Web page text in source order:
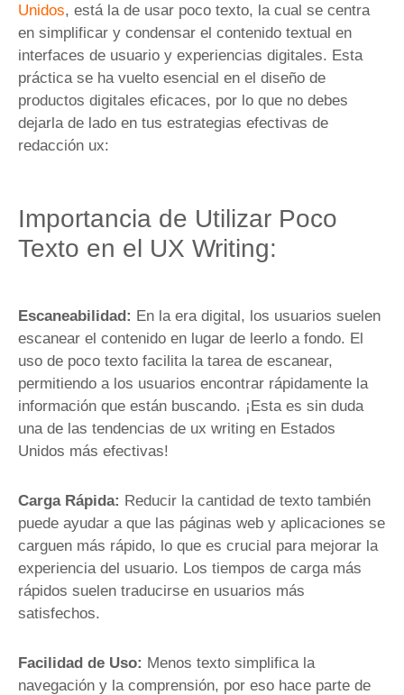
Unidos, está la de usar poco texto, la cual se centra
en simplificar y condensar el contenido textual en
interfaces de usuario y experiencias digitales. Esta
práctica se ha vuelto esencial en el diseño de
productos digitales eficaces, por lo que no debes
dejarla de lado en tus estrategias efectivas de
redacción ux:
Importancia de Utilizar Poco
Texto en el UX Writing:
Escaneabilidad: En la era digital, los usuarios suelen
escanear el contenido en lugar de leerlo a fondo. El
uso de poco texto facilita la tarea de escanear,
permitiendo a los usuarios encontrar rápidamente la
información que están buscando. ¡Esta es sin duda
una de las tendencias de ux writing en Estados
Unidos más efectivas!
Carga Rápida: Reducir la cantidad de texto también
puede ayudar a que las páginas web y aplicaciones se
carguen más rápido, lo que es crucial para mejorar la
experiencia del usuario. Los tiempos de carga más
rápidos suelen traducirse en usuarios más
satisfechos.
Facilidad de Uso: Menos texto simplifica la
navegación y la comprensión, por eso hace parte de